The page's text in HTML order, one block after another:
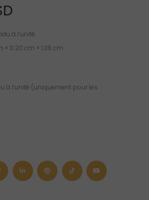
à l’unité.
× 0.20 cm × 1.38 cm
à l’unité (uniquement pour les